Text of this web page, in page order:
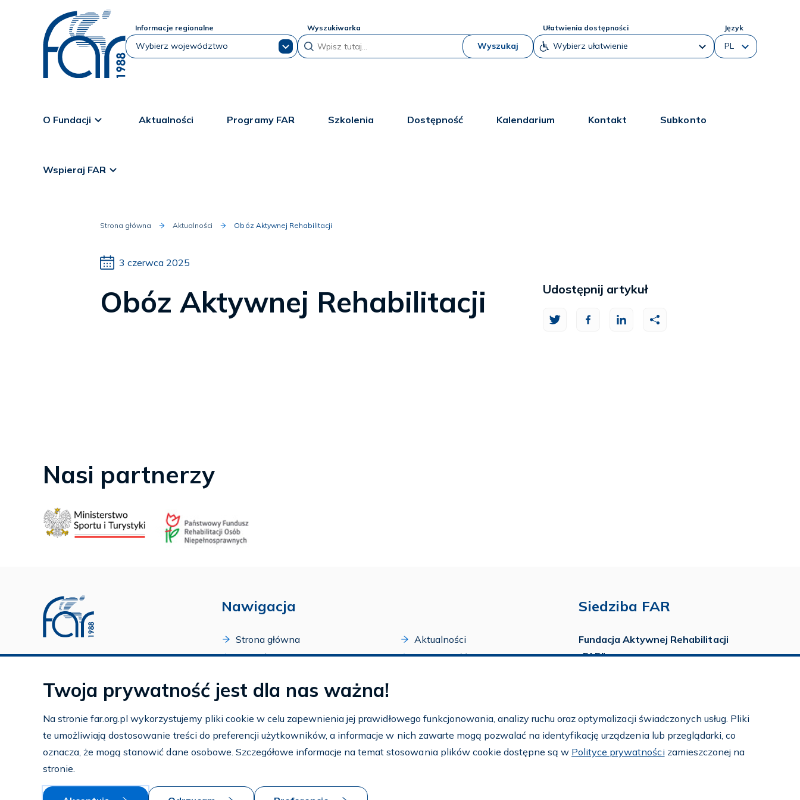
Informacje regionalne Wyszukiwarka
Wyszukaj
Ułatwienia dostępności Język
O Fundacji Aktualności Programy FAR Szkolenia Dostępność Kalendarium Kontakt Subkonto
Wspieraj FAR
Strona główna Aktualności Obóz Aktywnej Rehabilitacji
3 czerwca 2025
Obóz Aktywnej Rehabilitacji Udostępnij artykuł
Nasi partnerzy
Profil FAR w serwisie Youtube
Profil FAR w serwisie Instagram
Nawigacja
Strona główna
O Fundacji
Zakończone programy
Kontakt
Subkonto
Aktualności
Dostępność
Siedziba FAR
Fundacja Aktywnej Rehabilitacji
„FAR”
tel./fax:22 651 88 02
tel.:22 651 88 03
tel.:22 858 26 39
Twoja prywatność jest dla nas ważna!
Na stronie far.org.pl wykorzystujemy pliki cookie w celu zapewnienia jej prawidłowego funkcjonowania, analizy ruchu oraz optymalizacji świadczonych usług. Pliki
te umożliwiają dostosowanie treści do preferencji użytkowników, a informacje w nich zawarte mogą pozwalać na identyfikację urządzenia lub przeglądarki, co
oznacza, że mogą stanowić dane osobowe. Szczegółowe informacje na temat stosowania plików cookie dostępne są w Polityce prywatności zamieszczonej na
stronie.